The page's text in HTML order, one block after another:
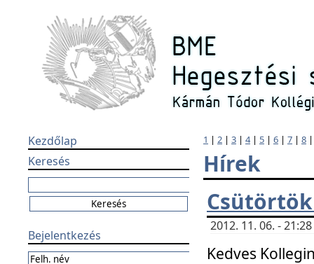
Kezdőlap
Keresés
Bejelentkezés
1 | 2 | 3 | 4| 5 | 6 | 7 | 8
Hírek
2012. 11. 06. -
Kedves